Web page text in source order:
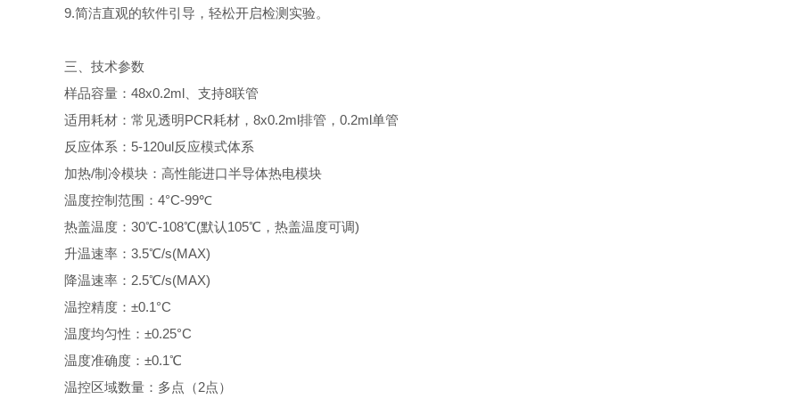
9.简洁直观的软件引导，轻松开启检测实验。
三、技术参数
样品容量：48x0.2ml、支持8联管
适用耗材：常见透明PCR耗材，8x0.2ml排管，0.2ml单管
反应体系：5-120ul反应模式体系
加热/制冷模块：高性能进口半导体热电模块
温度控制范围：4°C-99℃
热盖温度：30℃-108℃(默认105℃，热盖温度可调)
升温速率：3.5℃/s(MAX)
降温速率：2.5℃/s(MAX)
温控精度：±0.1°C
温度均匀性：±0.25°C
温度准确度：±0.1℃
温控区域数量：多点（2点）